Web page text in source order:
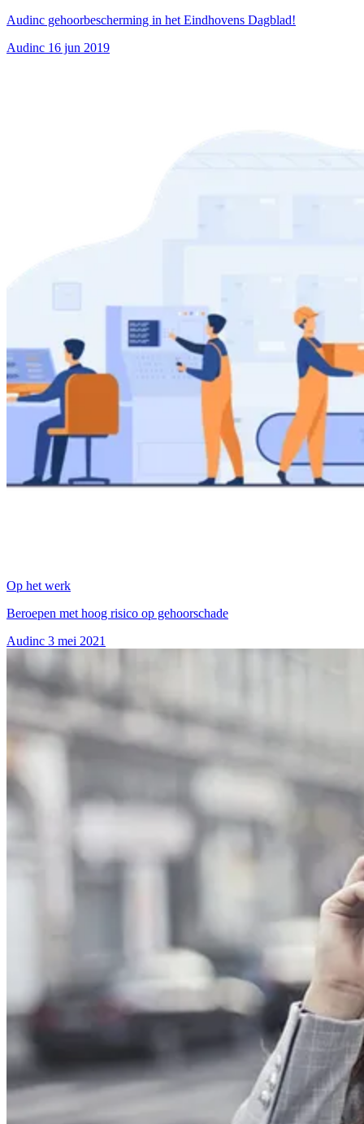
Audinc gehoorbescherming in het Eindhovens Dagblad!
Audinc 16 jun 2019
Op het werk
Beroepen met hoog risico op gehoorschade
Audinc 3 mei 2021